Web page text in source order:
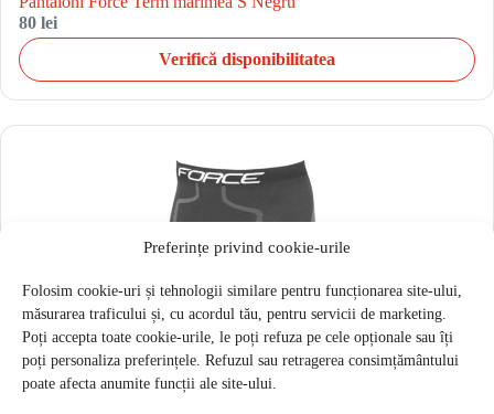
Preferințe privind cookie-urile
Folosim cookie-uri și tehnologii similare pentru funcționarea site-ului,
măsurarea traficului și, cu acordul tău, pentru servicii de marketing.
Poți accepta toate cookie-urile, le poți refuza pe cele opționale sau îți
poți personaliza preferințele. Refuzul sau retragerea consimțământului
poate afecta anumite funcții ale site-ului.
80 lei
Verifică disponibilitatea